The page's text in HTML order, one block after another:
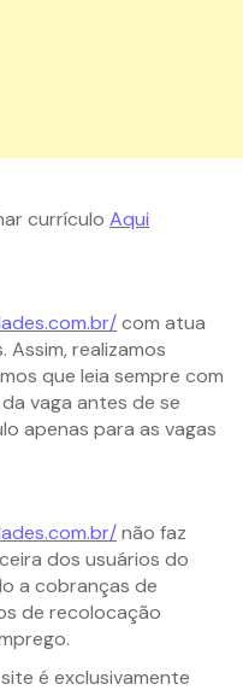
currículo Aqui
com atua
Assim, realizamos
que leia sempre com
vaga antes de se
apenas para as vagas
não faz
dos usuários do
a cobranças de
de recolocação
é exclusivamente